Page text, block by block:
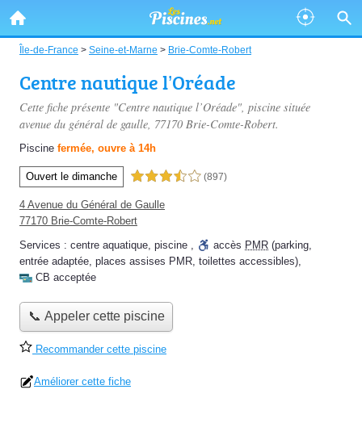
Île-de-France > Seine-et-Marne > Brie-Comte-Robert
Centre nautique l’Oréade
Cette fiche présente "Centre nautique l’Oréade", piscine située
avenue du général de gaulle, 77170 Brie-Comte-Robert.
Piscine fermée, ouvre à 14h
Ouvert le dimanche 3,5 étoiles sur 5 (897)
4 Avenue du Général de Gaulle
77170 Brie-Comte-Robert
Services : centre aquatique, piscine , accès PMR (parking,
entrée adaptée, places assises PMR, toilettes accessibles),
CB acceptée
📞 Appeler cette piscine
Recommander cette piscine
Améliorer cette fiche